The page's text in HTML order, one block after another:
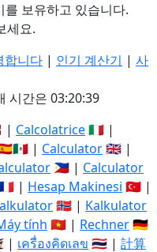
보유하고 있습니다.
세요.
합니다 | 인기 계산기 | 사
시간은 03:20:40
| Calcolatrice🇮🇹 |
| Calculator🇬🇧 |
🇵🇭 | Calculator
| Hesap Makinesi 🇹🇷 |
🇳🇴 | Kalkulator
tính 🇻🇳 | Rechner🇩🇪
| เครื่องคิดเลข 🇹🇭 | 計算